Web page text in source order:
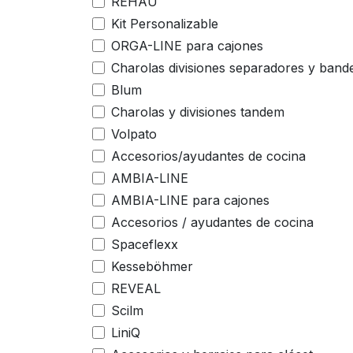
Kit Personalizable
ORGA-LINE para cajones
Charolas divisiones separadores y
Blum
Charolas y divisiones tandem
Volpato
Accesorios/ayudantes de cocina
AMBIA-LINE
AMBIA-LINE para cajones
Accesorios / ayudantes de cocina
Spaceflexx
Kesseböhmer
REVEAL
Scilm
LiniQ